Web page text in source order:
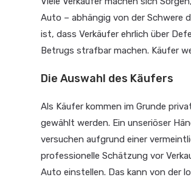
Auto – abhängig von der Schwere
ist, dass Verkäufer ehrlich über
Betrugs strafbar machen. Käufer
Die Auswahl des Käufers
Als Käufer kommen im Grunde
gewählt werden. Ein unseriöser
versuchen aufgrund einer
professionelle Schätzung vor
Auto einstellen. Das kann von der